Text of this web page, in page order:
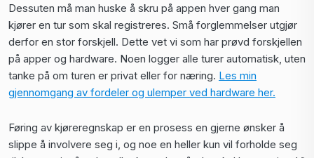
Dessuten må man huske å skru på appen hver gang man
kjører en tur som skal registreres. Små forglemmelser utgjør
derfor en stor forskjell. Dette vet vi som har prøvd forskjellen
på apper og hardware. Noen logger alle turer automatisk, uten
tanke på om turen er privat eller for næring. Les min
gjennomgang av fordeler og ulemper ved hardware her.
Føring av kjøreregnskap er en prosess en gjerne ønsker å
slippe å involvere seg i, og noe en heller kun vil forholde seg